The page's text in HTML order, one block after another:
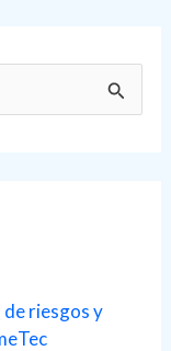
riesgos y